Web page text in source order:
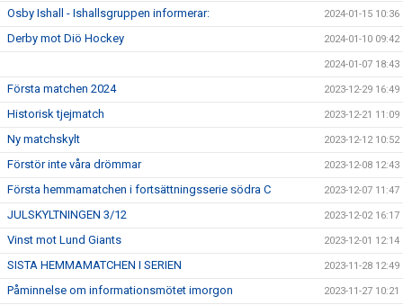
Osby Ishall - Ishallsgruppen informerar: 2024-01-15 10:36
Derby mot Diö Hockey 2024-01-10 09:42
2024-01-07 18:43
Första matchen 2024 2023-12-29 16:49
Historisk tjejmatch 2023-12-21 11:09
Ny matchskylt 2023-12-12 10:52
Förstör inte våra drömmar 2023-12-08 12:43
Första hemmamatchen i fortsättningsserie södra C 2023-12-07 11:47
JULSKYLTNINGEN 3/12 2023-12-02 16:17
Vinst mot Lund Giants 2023-12-01 12:14
SISTA HEMMAMATCHEN I SERIEN 2023-11-28 12:49
Påminnelse om informationsmötet imorgon 2023-11-27 10:21